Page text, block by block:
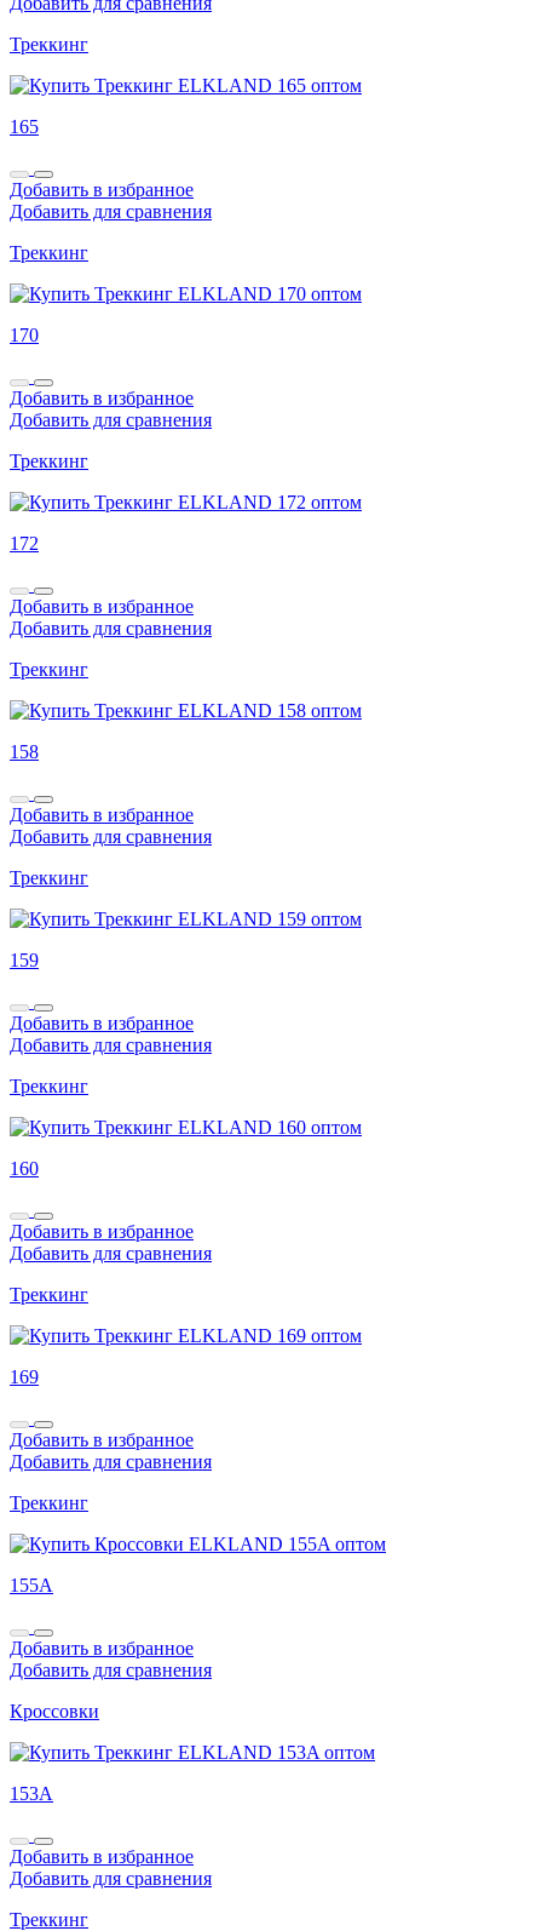
Треккинг
165
Добавить в избранное
Добавить для сравнения
Треккинг
170
Добавить в избранное
Добавить для сравнения
Треккинг
172
Добавить в избранное
Добавить для сравнения
Треккинг
158
Добавить в избранное
Добавить для сравнения
Треккинг
159
Добавить в избранное
Добавить для сравнения
Треккинг
160
Добавить в избранное
Добавить для сравнения
Треккинг
169
Добавить в избранное
Добавить для сравнения
Треккинг
155A
Добавить в избранное
Добавить для сравнения
Кроссовки
153A
Добавить в избранное
Добавить для сравнения
Треккинг